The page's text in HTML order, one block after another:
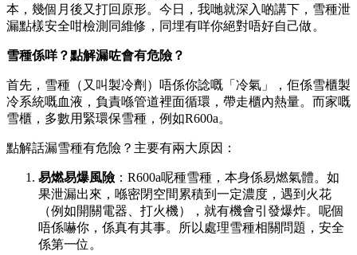
本，幾個月後又打回原形。今日，我哋就深入啲講下，雪種泄
漏點樣安全咁檢測同維修，同埋有咩你絕對唔好自己做。️
雪種係咩？點解漏咗會有危險？
首先，雪種（又叫製冷劑）唔係你諗嘅「冷氣」，佢係雪櫃製
冷系統嘅血液，負責喺管道裡面循環，帶走櫃內熱量。而家嘅
雪櫃，多數用緊環保雪種，例如R600a。
點解話漏雪種有危險？主要有兩大原因：
易燃易爆風險 ：R600a呢種雪種，本身係易燃氣體。如
果泄漏出來，喺密閉空間累積到一定濃度，遇到火花
（例如開關電器、打火機），就有機會引發爆炸。呢個
唔係嚇你，係真有其事。所以處理雪種相關問題，安全
係第一位。